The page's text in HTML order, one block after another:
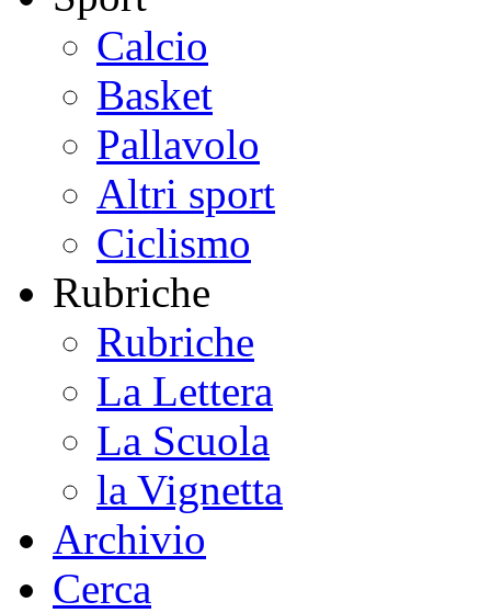
Calcio
Basket
Pallavolo
Altri sport
Ciclismo
Rubriche
Rubriche
La Lettera
La Scuola
la Vignetta
Archivio
Cerca